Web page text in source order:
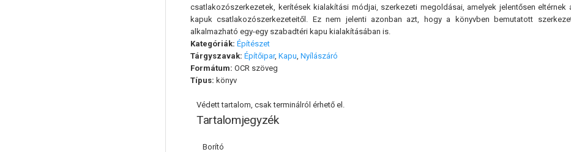
csatlakozószerkezetek, kerítések kialakítási módjai, szerkezeti megoldásai, amelyek jelentősen
kapuk csatlakozószerkezeteitől. Ez nem jelenti azonban azt, hogy a könyvben bemutatott
alkalmazható egy-egy szabadtéri kapu kialakításában is.
Kategóriák: Építészet
Tárgyszavak: Építőipar, Kapu Nyílászáró
Formátum: OCR szöveg
Típus: könyv
Védett tartalom, csak terminálról érhető el.
Tartalomjegyzék
Borító